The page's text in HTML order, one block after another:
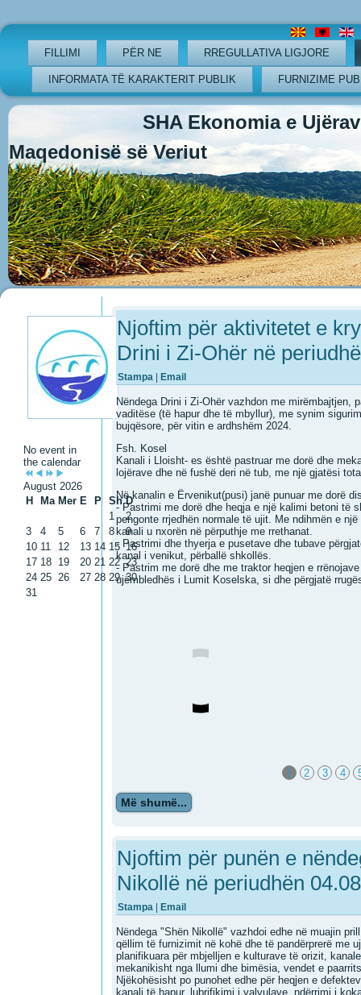
FILLIMI PËR NE RREGULLATIVA LIGJORE
INFORMATA TË KARAKTERIT PUBLIK FURNIZIME
SHA Ekonomia e
Maqedonisë së Veriut
No event in
the calendar
August 2026
H
Ma Mer E P Sh D
1
2
3
4 5 6 7 8
9
10 11 12 13 14 15 16
17 18 19 20 21 22 23
24 25 26 27 28 29 30
31
Njoftim për aktivitetet e
Drini i Zi-Ohër në
Stampa Email
Nëndega Drini i Zi-Ohër vazhdon me mirëmbajtjen,
vaditëse (të hapur dhe të mbyllur), me synim
bujqësore, për vitin e ardhshëm 2024.
Fsh. Kosel
Kanali i Lloisht- es është pastruar me dorë dhe
lojërave dhe në fushë deri në tub, me një gjatësi
Në kanalin e Ërvenikut(pusi) janë punuar me dorë
- Pastrimi me dorë dhe heqja e një kalimi betoni të
pengonte rrjedhën normale të ujit. Me ndihmën e
kanali u nxorën në përputhje me rrethanat.
- Pastrimi dhe thyerja e pusetave dhe tubave
kanal i venikut, përballë shkollës.
- Pastrim me dorë dhe me traktor heqjen e
ujëmbledhës i Lumit Koselska, si dhe përgjatë
1 2 3 4
Më shumë...
Njoftim për punën e
Nikollë në periudhën
Stampa | Email
Nëndega "Shën Nikollë" vazhdoi edhe në muajin
qëllim të furnizimit në kohë dhe të pandërprerë me
planifikuara për mbjelljen e kulturave të orizit,
mekanikisht nga llumi dhe bimësia, vendet e
Njëkohësisht po punohet edhe për heqjen e
kanali të hapur, lubrifikimi i valvulave, ndërrimi i